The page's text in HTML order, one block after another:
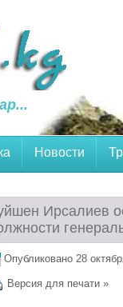
Новости
Ирсалиев
Опубликовано 28
Версия для печати »